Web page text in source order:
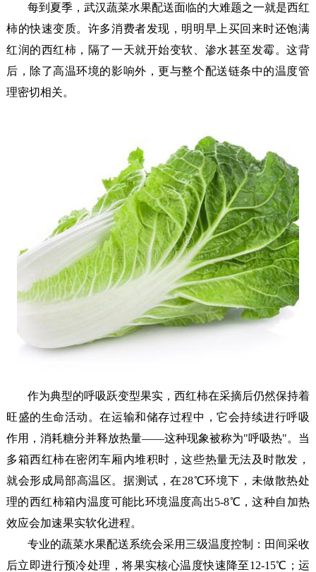
每到夏季， 武汉蔬菜水果配送面临的大难题之一就是西红
柿的快速变质。许多消费者发现，明明早上买回来时还饱满
红润的西红柿，隔了一天就开始变软、渗水甚至发霉。这背
后，除了高温环境的影响外，更与整个配送链条中的温度管
理密切相关。
作为典型的呼吸跃变型果实，西红柿在采摘后仍然保持着
旺盛的生命活动。在运输和储存过程中，它会持续进行呼吸
作用，消耗糖分并释放热量——这种现象被称为"呼吸热"。当
多箱西红柿在密闭车厢内堆积时，这些热量无法及时散发，
就会形成局部高温区。据测试，在28℃环境下，未做散热处
理的西红柿箱内温度可能比环境温度高出5-8℃，这种自加热
效应会加速果实软化进程。
专业的蔬菜水果配送系统会采用三级温度控制：田间采收
后立即进行预冷处理，将果实核心温度快速降至12-15℃；运